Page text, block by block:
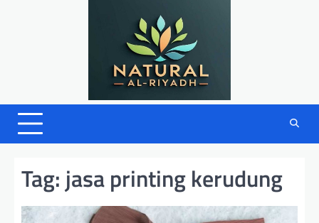
Tag: jasa printing kerudung